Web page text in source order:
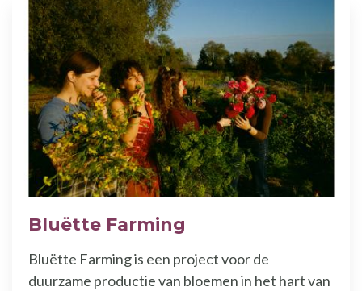
Bluëtte Farming
Bluëtte Farming is een project voor de
duurzame productie van bloemen in het hart van